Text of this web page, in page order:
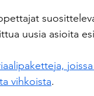
uusia asioita
vihkoista.